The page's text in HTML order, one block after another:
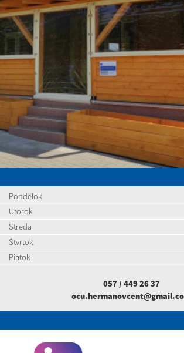
Pondelok
Utorok
Streda
Štvrtok
Piatok
057 / 449 26 37